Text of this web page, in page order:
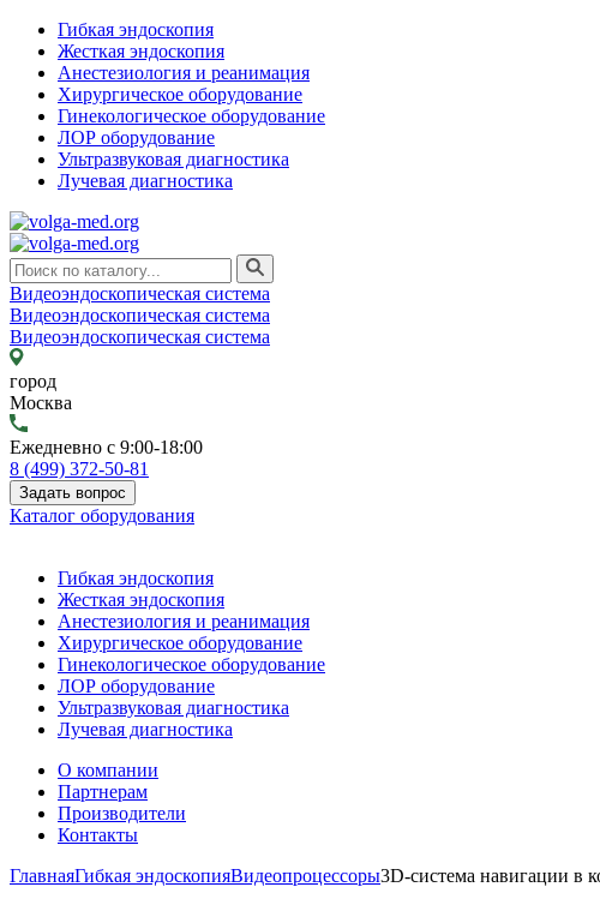
Гибкая эндоскопия
Жесткая эндоскопия
Анестезиология и реанимация
Хирургическое оборудование
Гинекологическое оборудование
ЛОР оборудование
Ультразвуковая диагностика
Лучевая диагностика
Видеоэндоскопическая система
Видеоэндоскопическая система
Видеоэндоскопическая система
город
Москва
Ежедневно с 9:00-18:00
8 (499) 372-50-81
Задать вопрос
Каталог оборудования
Гибкая эндоскопия
Жесткая эндоскопия
Анестезиология и реанимация
Хирургическое оборудование
Гинекологическое оборудование
ЛОР оборудование
Ультразвуковая диагностика
Лучевая диагностика
О компании
Партнерам
Производители
Контакты
ГлавнаяГибкая эндоскопияВидеопроцессоры3D-система навигации в